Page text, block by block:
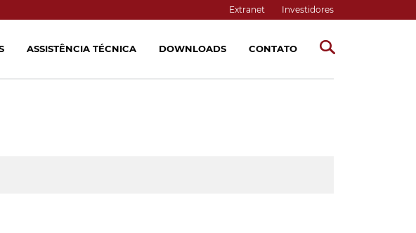
Extranet Investidores
ASSISTÊNCIA TÉCNICA DOWNLOADS CONTATO